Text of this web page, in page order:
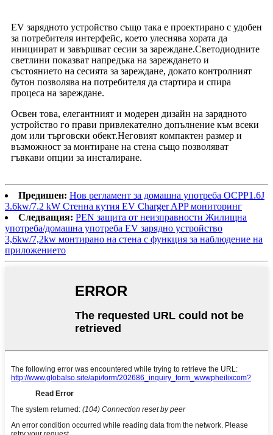
EV зарядното устройство също така е проектирано с удобен
за потребителя интерфейс, което улеснява хората да
инициират и завършват сесии за зареждане.Светодиодните
светлини показват напредъка на зареждането и
състоянието на сесията за зареждане, докато контролният
бутон позволява на потребителя да стартира и спира
процеса на зареждане.
Освен това, елегантният и модерен дизайн на зарядното
устройство го прави привлекателно допълнение към всеки
дом или търговски обект.Неговият компактен размер и
възможност за монтиране на стена също позволяват
гъвкави опции за инсталиране.
Предишен: Нов регламент за домашна употреба OCPP1.6J
3.6kw/7.2 kW Стенна кутия EV Charger APP мониторинг
Следващия: PEN защита от неизправности Жилищна
употреба/домашна употреба EV зарядно устройство
3,6kw/7,2kw монтирано на стена с функция за наблюдение на
приложението